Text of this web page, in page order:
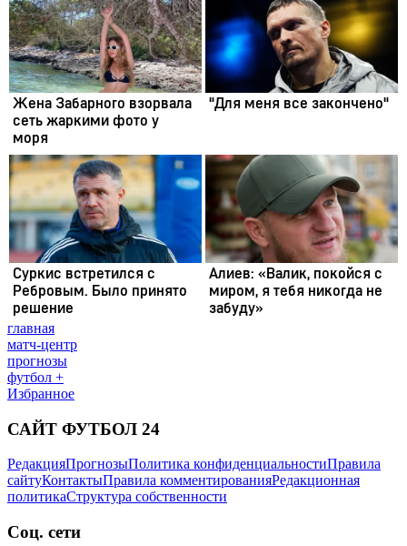
главная
матч-центр
прогнозы
футбол +
Избранное
САЙТ ФУТБОЛ 24
РедакцияПрогнозыПолитика конфиденциальностиПравила
сайтуКонтактыПравила комментированияРедакционная
политикаСтруктура собственности
Соц. сети